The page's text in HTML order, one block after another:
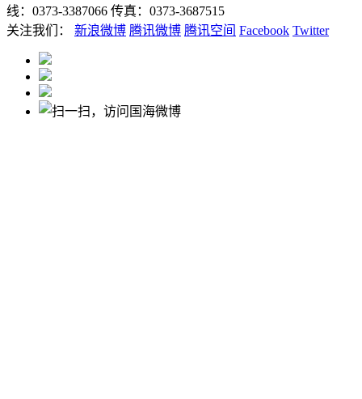
线：0373-3387066 传真：0373-3687515
关注我们：
新浪微博 腾讯微博 腾讯空间 Facebook Twitter